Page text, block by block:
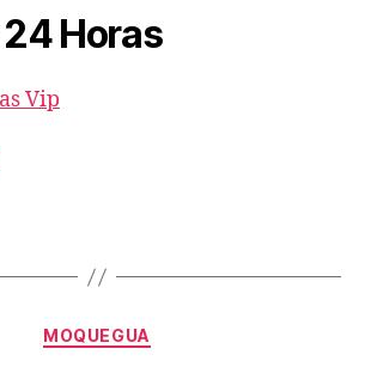
Horas
Vip
Categories
MOQUEGUA